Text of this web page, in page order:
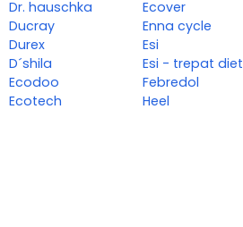
Dr. hauschka
Ducray
Durex
D´shila
Ecodoo
Ecotech
Ecover
Enna cycle
Esi
Esi - trepat diet
Febredol
Heel